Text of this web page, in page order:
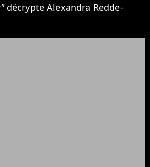
décrypte Alexandra Redde-